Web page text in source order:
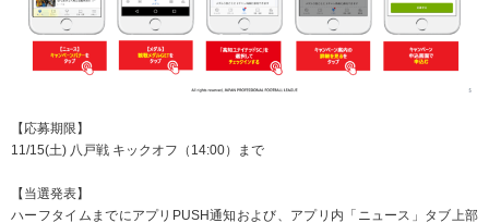
【応募期限】
11/15(土) 八戸戦 キックオフ（14:00）まで
【当選発表】
ハーフタイムまでにアプリPUSH通知および、アプリ内「ニュース」タブ上部